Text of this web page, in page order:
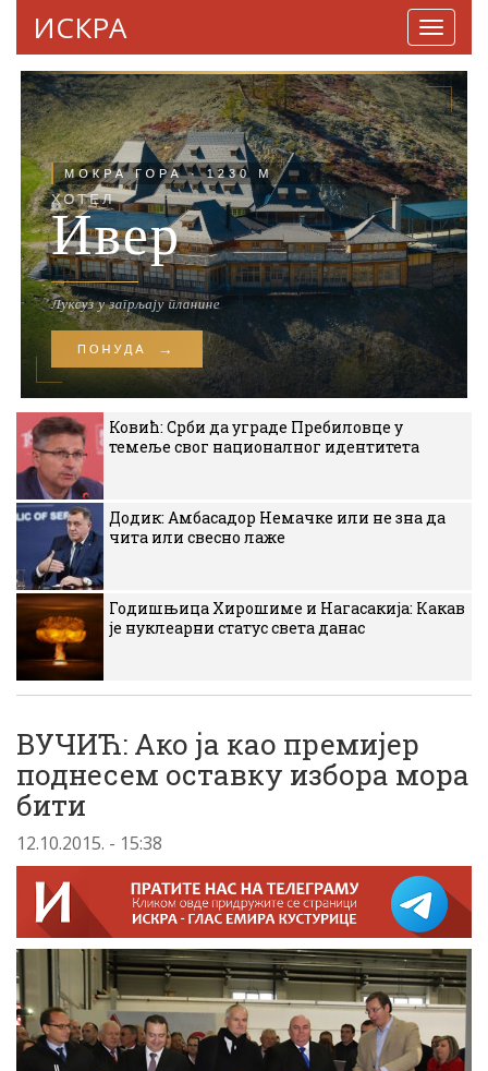
ИСКРА
Ковић: Срби да уграде Пребиловце у
темеље свог националног идентитета
Додик: Амбасадор Немачке или не зна да
чита или свесно лаже
Годишњица Хирошиме и Нагасакија: Какав
је нуклеарни статус света данас
ВУЧИЋ: Ако ја као премијер
поднесем оставку избора мора
бити
12.10.2015. - 15:38